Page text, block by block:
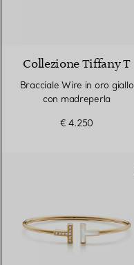
Collezione Tiffany T
Bracciale Wire in oro giallo
con madreperla
€ 4.250